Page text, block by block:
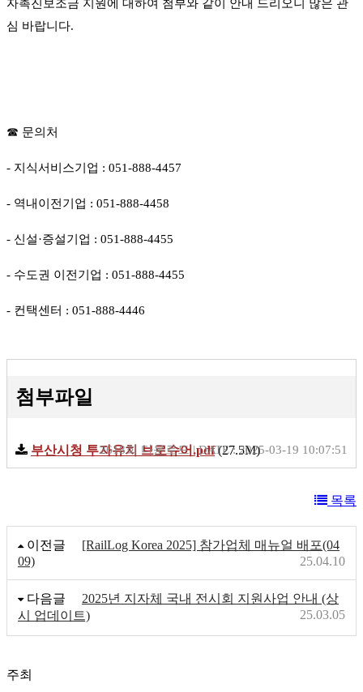
자촉진보조금 지원에 대하여 첨부와 같이 안내 드리오니 많은 관
심 바랍니다.
☎ 문의처
- 지식서비스기업 : 051-888-4457
- 역내이전기업 : 051-888-4458
- 신설·증설기업 : 051-888-4455
- 수도권 이전기업 : 051-888-4455
- 컨택센터 : 051-888-4446
첨부파일
부산시청 투자유치 브로슈어.pdf(27.5M)
2618회 다운로드 | DATE : 2025-03-19 10:07:51
목록
이전글
[RailLog Korea 2025] 참가업체 매뉴얼 배포(04
09)
25.04.10
다음글
2025년 지자체 국내 전시회 지원사업 안내 (상
시 업데이트)
25.03.05
주최